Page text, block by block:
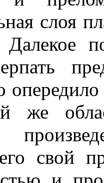
слоя
Далекое
же
свой